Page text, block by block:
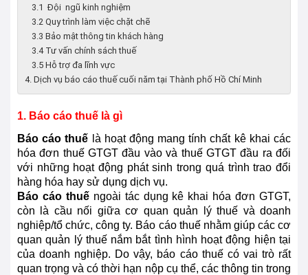
3.1 Đội ngũ kinh nghiệm
3.2 Quy trình làm việc chặt chẽ
3.3 Bảo mật thông tin khách hàng
3.4 Tư vấn chính sách thuế
3.5 Hỗ trợ đa lĩnh vực
4. Dịch vụ báo cáo thuế cuối năm tại Thành phố Hồ Chí Minh
1. Báo cáo thuế là gì
Báo cáo thuế là hoạt động mang tính chất kê khai các
hóa đơn thuế GTGT đầu vào và thuế GTGT đầu ra đối
với những hoạt động phát sinh trong quá trình trao đổi
hàng hóa hay sử dụng dịch vụ.
Báo cáo thuếngoài tác dụng kê khai hóa đơn GTGT,
còn là cầu nối giữa cơ quan quản lý thuế và doanh
nghiệp/tổ chức, công ty. Báo cáo thuế nhằm giúp các cơ
quan quản lý thuế nắm bắt tình hình hoạt động hiện tại
của doanh nghiệp. Do vậy, báo cáo thuế có vai trò rất
quan trọng và có thời hạn nộp cụ thể, các thông tin trong